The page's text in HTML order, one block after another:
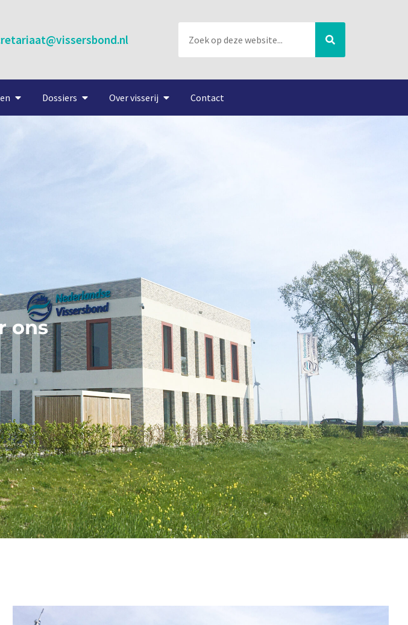
Dossiers Over visserij Contact
ons